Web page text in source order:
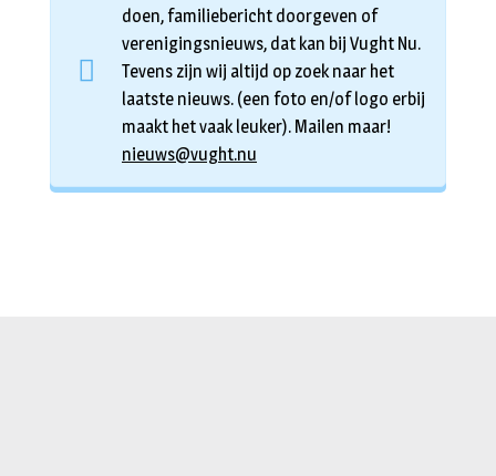
doen, familiebericht doorgeven of
verenigingsnieuws, dat kan bij Vught Nu.
Tevens zijn wij altijd op zoek naar het
laatste nieuws. (een foto en/of logo erbij
maakt het vaak leuker). Mailen maar!
nieuws@vught.nu